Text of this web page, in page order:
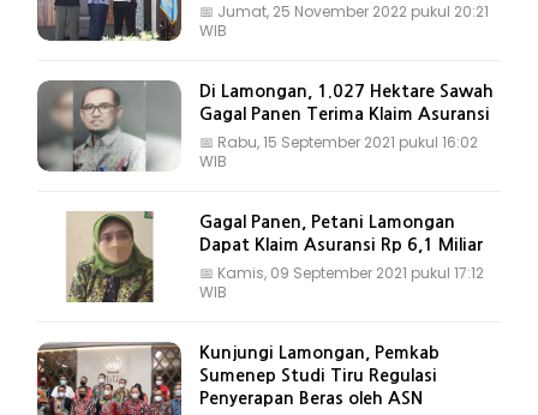
📅 Jumat, 25 November 2022 pukul 20:21
WIB
Di Lamongan, 1.027 Hektare Sawah
Gagal Panen Terima Klaim Asuransi
📅 Rabu, 15 September 2021 pukul 16:02
WIB
Gagal Panen, Petani Lamongan
Dapat Klaim Asuransi Rp 6,1 Miliar
📅 Kamis, 09 September 2021 pukul 17:12
WIB
Kunjungi Lamongan, Pemkab
Sumenep Studi Tiru Regulasi
Penyerapan Beras oleh ASN